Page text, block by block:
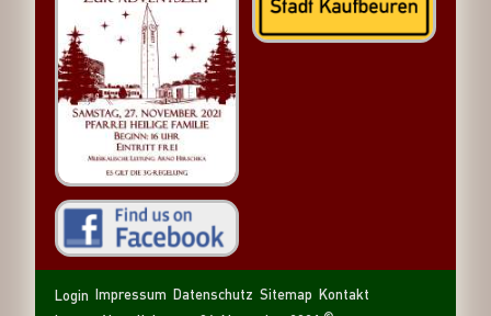
Navigation
überspringen
Login Impressum Datenschutz Navigation
überspringen
Sitemap Kontakt